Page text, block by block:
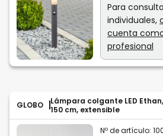
Para
individuales,
cuenta
profesional
GLOBO
Lámpara colgante LED
150 cm, extensible
Nº de artículo: